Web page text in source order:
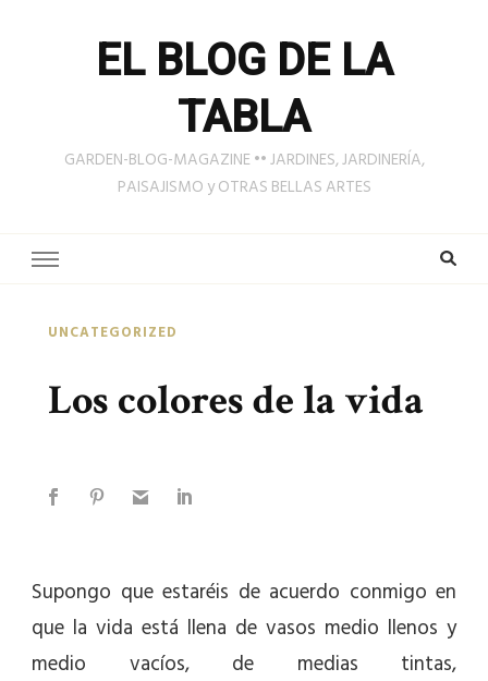
EL BLOG DE LA
TABLA
GARDEN-BLOG-MAGAZINE •• JARDINES, JARDINERÍA,
PAISAJISMO y OTRAS BELLAS ARTES
UNCATEGORIZED
Los colores de la vida
Supongo que estaréis de acuerdo conmigo en
que la vida está llena de vasos medio llenos y
medio vacíos, de medias tintas,